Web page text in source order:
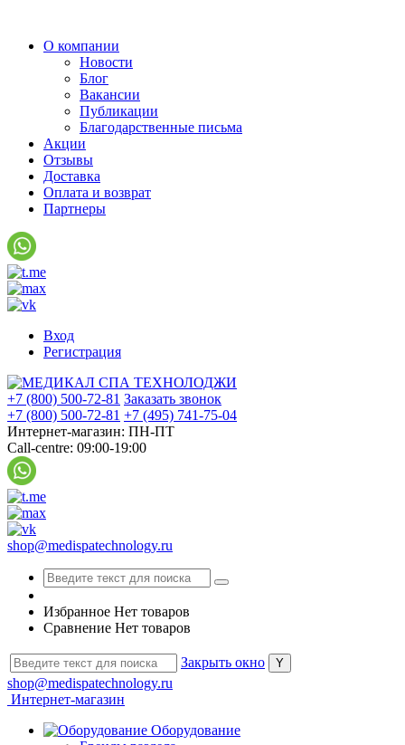
О компании
Новости
Блог
Вакансии
Публикации
Благодарственные письма
Акции
Отзывы
Доставка
Оплата и возврат
Партнеры
Вход
Регистрация
+7 (800) 500-72-81 Заказать звонок
+7 (800) 500-72-81 +7 (495) 741-75-04
Интернет-магазин: ПН-ПТ
Call-centre: 09:00-19:00
shop@medispatechnology.ru
Избранное Нет товаров
Сравнение Нет товаров
Закрыть окно
shop@medispatechnology.ru
Интернет-магазин
Оборудование